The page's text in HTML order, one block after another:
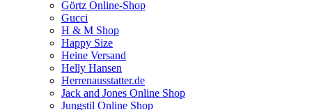
Görtz Online-Shop
Gucci
H & M Shop
Happy Size
Heine Versand
Helly Hansen
Herrenausstatter.de
Jack and Jones Online Shop
Jungstil Online Shop